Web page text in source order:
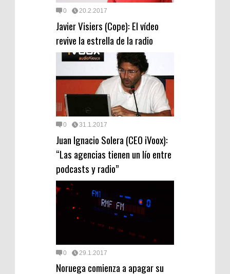
0 20.2.2017
Javier Visiers (Cope): El vídeo
revive la estrella de la radio
0 31.1.2017
Juan Ignacio Solera (CEO iVoox):
“Las agencias tienen un lío entre
podcasts y radio”
0 29.1.2017
Noruega comienza a apagar su